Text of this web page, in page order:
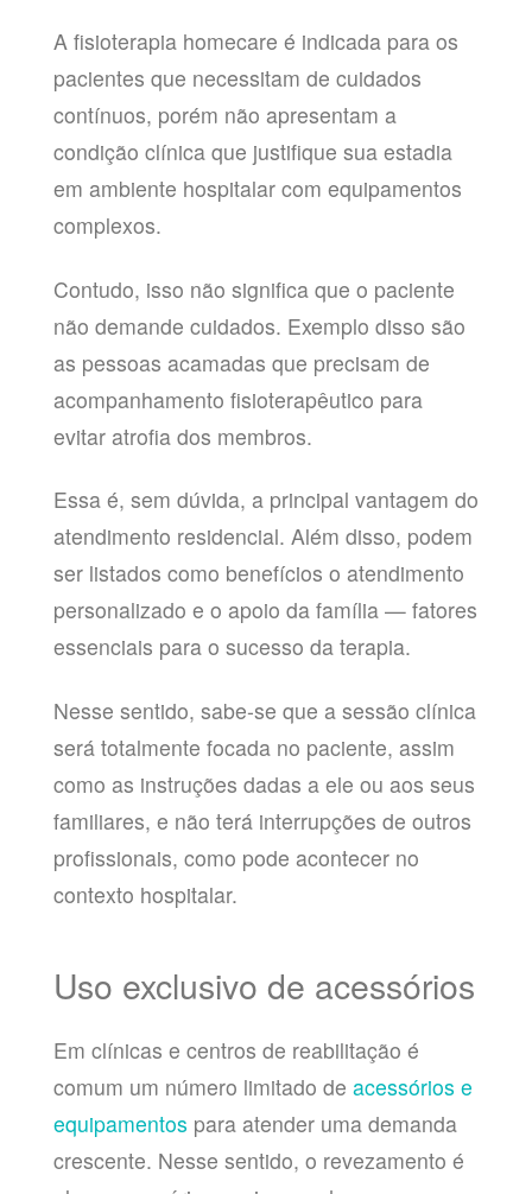
A fisioterapia homecare é indicada para os
pacientes que necessitam de cuidados
contínuos, porém não apresentam a
condição clínica que justifique sua estadia
em ambiente hospitalar com equipamentos
complexos.
Contudo, isso não significa que o paciente
não demande cuidados. Exemplo disso são
as pessoas acamadas que precisam de
acompanhamento fisioterapêutico para
evitar atrofia dos membros.
Essa é, sem dúvida, a principal vantagem do
atendimento residencial. Além disso, podem
ser listados como benefícios o atendimento
personalizado e o apoio da família — fatores
essenciais para o sucesso da terapia.
Nesse sentido, sabe-se que a sessão clínica
será totalmente focada no paciente, assim
como as instruções dadas a ele ou aos seus
familiares, e não terá interrupções de outros
profissionais, como pode acontecer no
contexto hospitalar.
Uso exclusivo de acessórios
Em clínicas e centros de reabilitação é
comum um número limitado de acessórios e
equipamentos para atender uma demanda
crescente. Nesse sentido, o revezamento é